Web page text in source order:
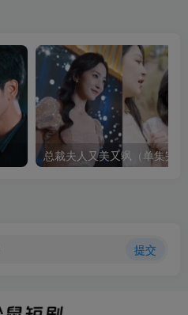
总裁夫人又美又飒（单集完
提交